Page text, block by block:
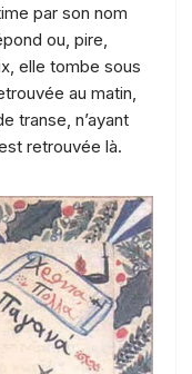
par son nom
ou, pire,
elle tombe sous
au matin,
transe, n’ayant
retrouvée là.